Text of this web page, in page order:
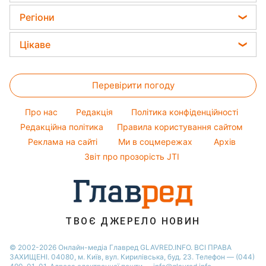
Алла Пугачова
Настя Каменських
Віталій Козловський
Потап
Пилова буря
Кімнатні рослини
Усе про сало
Тарифи
Курс валют
Ціни на продукти
Жіночі стрижки
Фарбування волосся
Гарний манікюр
Модні помилки
Поради від Андре Тана
Регіони
Новини Харкова
Новини Полтави
Новини Сум
Новини Дніпра
Новини Черкаси
Новини Тернополя
Новини Житомира
Цікаве
Тести по картинці
Оптичні ілюзії
Народні прикмети
Усе про шоу-бізнес
Перевірити погоду
Про нас Редакція
Політика конфіденційності
Редакційна політика
Правила користування сайтом
Реклама на сайті
Ми в соцмережах
Архів
Звіт про прозорість JTI
ТВОЄ ДЖЕРЕЛО НОВИН
© 2002-2026 Онлайн-медіа Главред GLAVRED.INFO. ВСІ ПРАВА
ЗАХИЩЕНІ. 04080, м. Київ, вул. Кирилівська, буд. 23. Телефон — (044)